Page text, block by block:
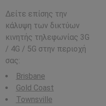
Δείτε επίσης την
κάλυψη των δικτύων
κινητής τηλεφωνίας 3G
/ 4G / 5G στην περιοχή
σας:
Brisbane
Gold Coast
Townsville